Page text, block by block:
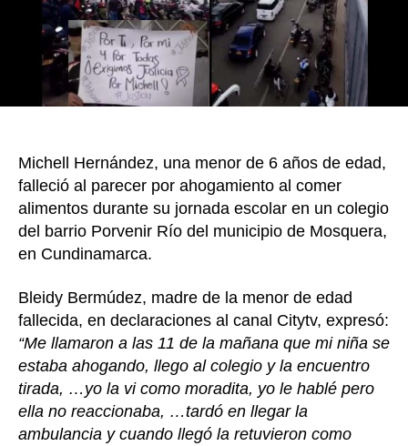
de
Michell Hernández, una menor de 6 años de edad,
falleció al parecer por ahogamiento al comer
alimentos durante su jornada escolar en un colegio
del barrio Porvenir Río del municipio de Mosquera,
en Cundinamarca.
Bleidy Bermúdez, madre de la menor de edad
fallecida, en declaraciones al canal Citytv, expresó:
“Me llamaron a las 11 de la mañana que mi niña se
estaba ahogando, llego al colegio y la encuentro
tirada, …yo la vi como moradita, yo le hablé pero
ella no reaccionaba, …tardó en llegar la
ambulancia y cuando llegó la retuvieron como